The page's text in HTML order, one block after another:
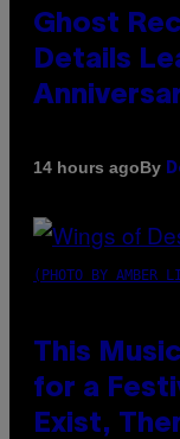
Ghost
Details
14 hours agoBy
(PHOTO BY AMBER
This
for a
Exist,